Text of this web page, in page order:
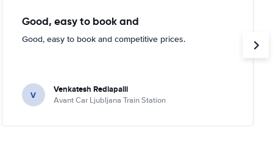
Good, easy to book and
Good, easy to book and competitive prices.
V Venkatesh Redlapalli
Avant Car Ljubljana Train Station